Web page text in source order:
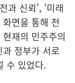
과 신뢰', '미래
면을 통해 천
재의 민주주의
정부가 서로
수 있었다.